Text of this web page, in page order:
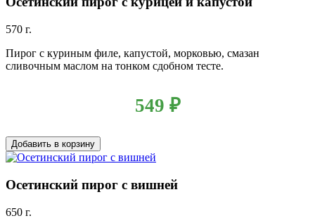
570 г.
Пирог с куриным филе, капустой, морковью, смазан
сливочным маслом на тонком сдобном тесте.
549 ₽
Добавить в корзину
Осетинский пирог с вишней
650 г.